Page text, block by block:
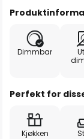
Dimmbar
Perfekt for
Kjøkken